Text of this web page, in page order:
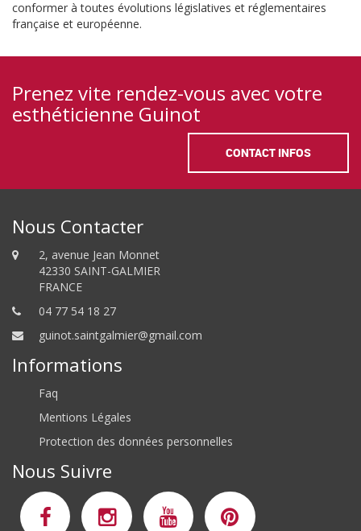
conformer à toutes évolutions législatives et réglementaires
française et européenne.
Prenez vite rendez-vous avec votre
esthéticienne Guinot
CONTACT INFOS
Nous Contacter
2, avenue Jean Monnet
42330 SAINT-GALMIER
FRANCE
04 77 54 18 27
guinot.saintgalmier@gmail.com
Informations
Faq
Mentions Légales
Protection des données personnelles
Nous Suivre